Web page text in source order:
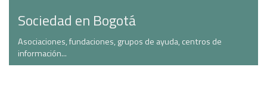
Sociedad en Bogotá
Asociaciones, fundaciones, grupos de ayuda, centros de
información...